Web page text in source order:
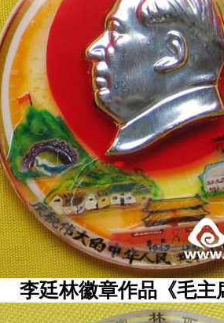
李廷林徽章作品《毛主